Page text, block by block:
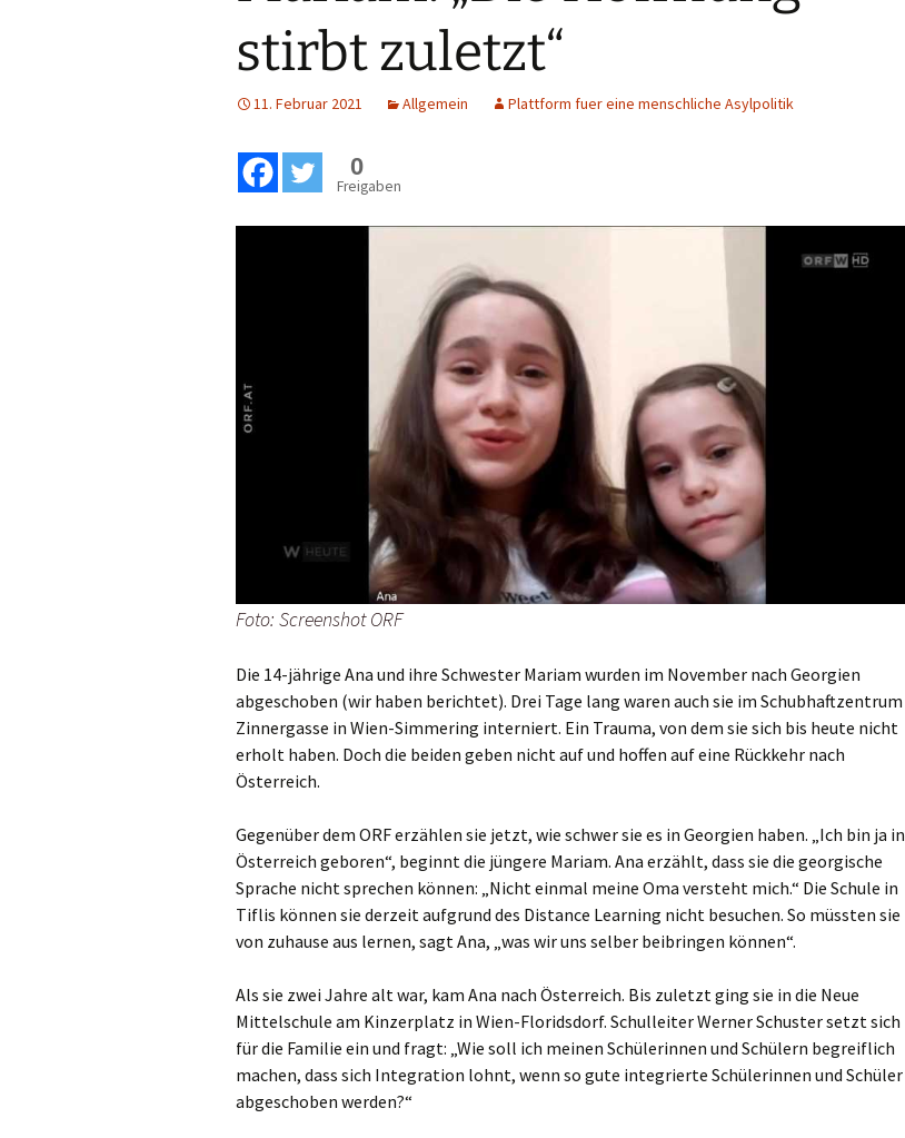
stirbt zuletzt“
11. Februar 2021 Allgemein Plattform fuer eine menschliche Asylpolitik
0
Freigaben
Foto: Screenshot ORF
Die 14-jährige Ana und ihre Schwester Mariam wurden im November nach Georgien
abgeschoben (wir haben berichtet). Drei Tage lang waren auch sie im Schubhaftzentrum
Zinnergasse in Wien-Simmering interniert. Ein Trauma, von dem sie sich bis heute nicht
erholt haben. Doch die beiden geben nicht auf und hoffen auf eine Rückkehr nach
Österreich.
Gegenüber dem ORF erzählen sie jetzt, wie schwer sie es in Georgien haben. „Ich bin ja in
Österreich geboren“, beginnt die jüngere Mariam. Ana erzählt, dass sie die georgische
Sprache nicht sprechen können: „Nicht einmal meine Oma versteht mich.“ Die Schule in
Tiflis können sie derzeit aufgrund des Distance Learning nicht besuchen. So müssten sie
von zuhause aus lernen, sagt Ana, „was wir uns selber beibringen können“.
Als sie zwei Jahre alt war, kam Ana nach Österreich. Bis zuletzt ging sie in die Neue
Mittelschule am Kinzerplatz in Wien-Floridsdorf. Schulleiter Werner Schuster setzt sich
für die Familie ein und fragt: „Wie soll ich meinen Schülerinnen und Schülern begreiflich
machen, dass sich Integration lohnt, wenn so gute integrierte Schülerinnen und Schüler
abgeschoben werden?“